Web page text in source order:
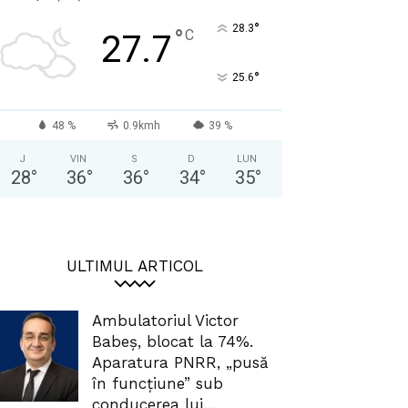
27.7°C 28.3°
25.6°
48 % 0.9kmh 39 %
J
28°
VIN
36°
S
36°
D
34°
LUN
35°
ULTIMUL ARTICOL
Ambulatoriul Victor
Babeș, blocat la 74%.
Aparatura PNRR, „pusă
în funcțiune” sub
conducerea lui...